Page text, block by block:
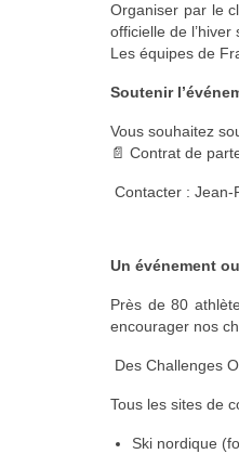
Organiser par le
officielle de
Les équipes de
Soutenir
Vous souhaitez
📄 Contrat de
Contacter : Jean-
Un événement
Près de 80
encourager nos
Des Challenges
Tous les sites de
Ski nordique